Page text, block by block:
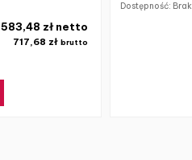
717,68 złbrutto
583,48 zł netto
Dostępność: